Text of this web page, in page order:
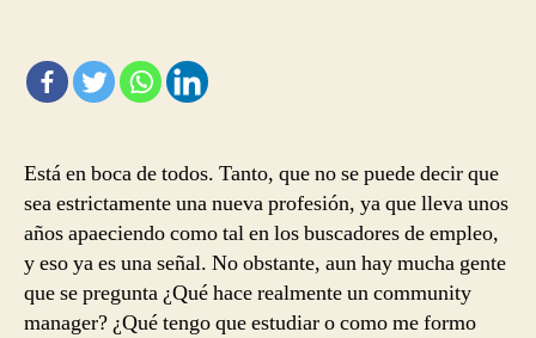
Está en boca de todos. Tanto, que no se puede decir que
sea estrictamente una nueva profesión, ya que lleva unos
años apaeciendo como tal en los buscadores de empleo,
y eso ya es una señal. No obstante, aun hay mucha gente
que se pregunta ¿Qué hace realmente un community
manager? ¿Qué tengo que estudiar o como me formo